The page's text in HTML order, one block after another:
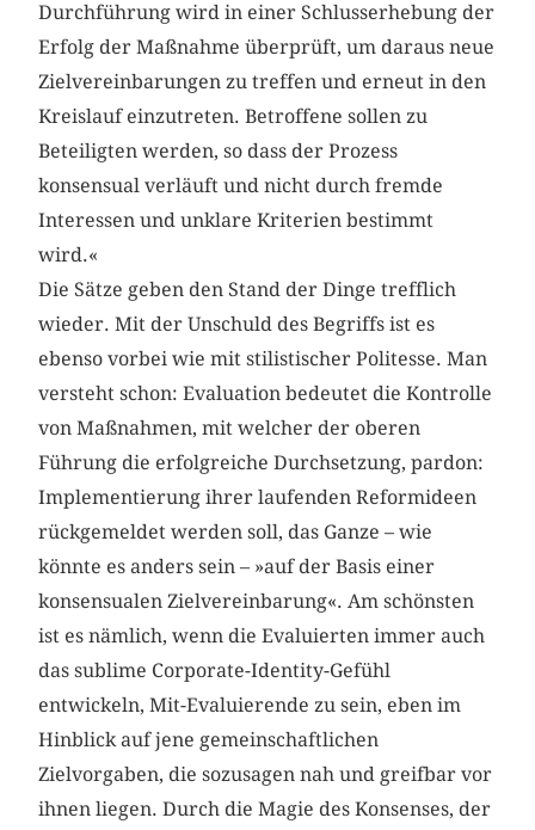
Durchführung wird in einer Schlusserhebung der
Erfolg der Maßnahme überprüft, um daraus neue
Zielvereinbarungen zu treffen und erneut in den
Kreislauf einzutreten. Betroffene sollen zu
Beteiligten werden, so dass der Prozess
konsensual verläuft und nicht durch fremde
Interessen und unklare Kriterien bestimmt
wird.«
Die Sätze geben den Stand der Dinge trefflich
wieder. Mit der Unschuld des Begriffs ist es
ebenso vorbei wie mit stilistischer Politesse. Man
versteht schon: Evaluation bedeutet die Kontrolle
von Maßnahmen, mit welcher der oberen
Führung die erfolgreiche Durchsetzung, pardon:
Implementierung ihrer laufenden Reformideen
rückgemeldet werden soll, das Ganze – wie
könnte es anders sein – »auf der Basis einer
konsensualen Zielvereinbarung«. Am schönsten
ist es nämlich, wenn die Evaluierten immer auch
das sublime Corporate-Identity-Gefühl
entwickeln, Mit-Evaluierende zu sein, eben im
Hinblick auf jene gemeinschaftlichen
Zielvorgaben, die sozusagen nah und greifbar vor
ihnen liegen. Durch die Magie des Konsenses, der